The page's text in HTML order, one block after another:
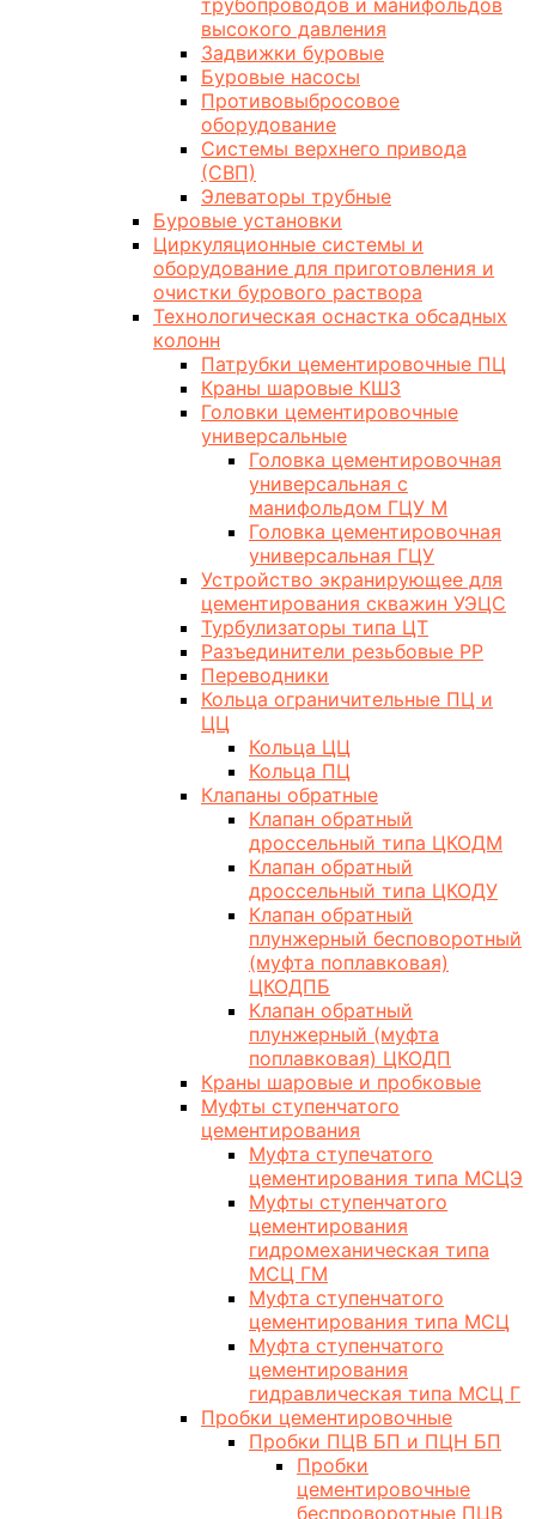
трубопроводов и манифольдов
высокого давления
Задвижки буровые
Буровые насосы
Противовыбросовое
оборудование
Системы верхнего привода
(СВП)
Элеваторы трубные
Буровые установки
Циркуляционные системы и
оборудование для приготовления и
очистки бурового раствора
Технологическая оснастка обсадных
колонн
Патрубки цементировочные ПЦ
Краны шаровые КШЗ
Головки цементировочные
универсальные
Головка цементировочная
универсальная с
манифольдом ГЦУ М
Головка цементировочная
универсальная ГЦУ
Устройство экранирующее для
цементирования скважин УЭЦС
Турбулизаторы типа ЦТ
Разъединители резьбовые РР
Переводники
Кольца ограничительные ПЦ и
ЦЦ
Кольца ЦЦ
Кольца ПЦ
Клапаны обратные
Клапан обратный
дроссельный типа ЦКОДМ
Клапан обратный
дроссельный типа ЦКОДУ
Клапан обратный
плунжерный бесповоротный
(муфта поплавковая)
ЦКОДПБ
Клапан обратный
плунжерный (муфта
поплавковая) ЦКОДП
Краны шаровые и пробковые
Муфты ступенчатого
цементирования
Муфта ступечатого
цементирования типа МСЦЭ
Муфты ступенчатого
цементирования
гидромеханическая типа
МСЦ ГМ
Муфта ступенчатого
цементирования типа МСЦ
Муфта ступенчатого
цементирования
гидравлическая типа МСЦ Г
Пробки цементировочные
Пробки ПЦВ БП и ПЦН БП
Пробки
цементировочные
беспроворотные ПЦВ